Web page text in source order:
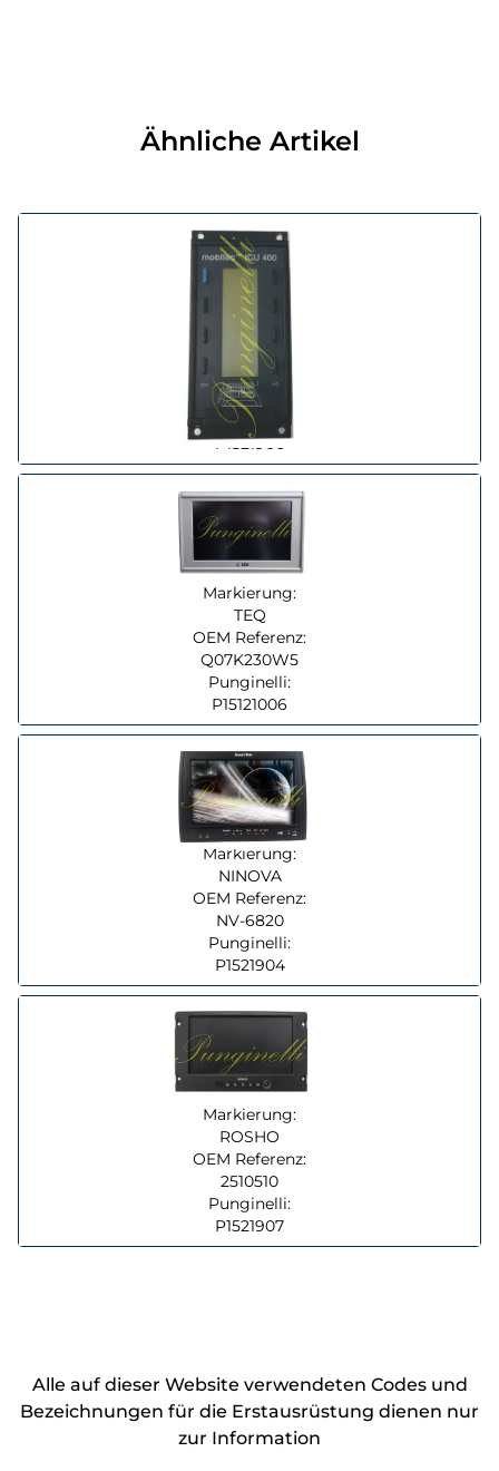
Ähnliche Artikel
Markierung:
MOBITEC
OEM Referenz:
CU331432-2 USB
Punginelli:
P1521906
Markierung:
TEQ
OEM Referenz:
Q07K230W5
Punginelli:
P15121006
Markierung:
NINOVA
OEM Referenz:
NV-6820
Punginelli:
P1521904
Markierung:
ROSHO
OEM Referenz:
2510510
Punginelli:
P1521907
Alle auf dieser Website verwendeten Codes und
Bezeichnungen für die Erstausrüstung dienen nur
zur Information